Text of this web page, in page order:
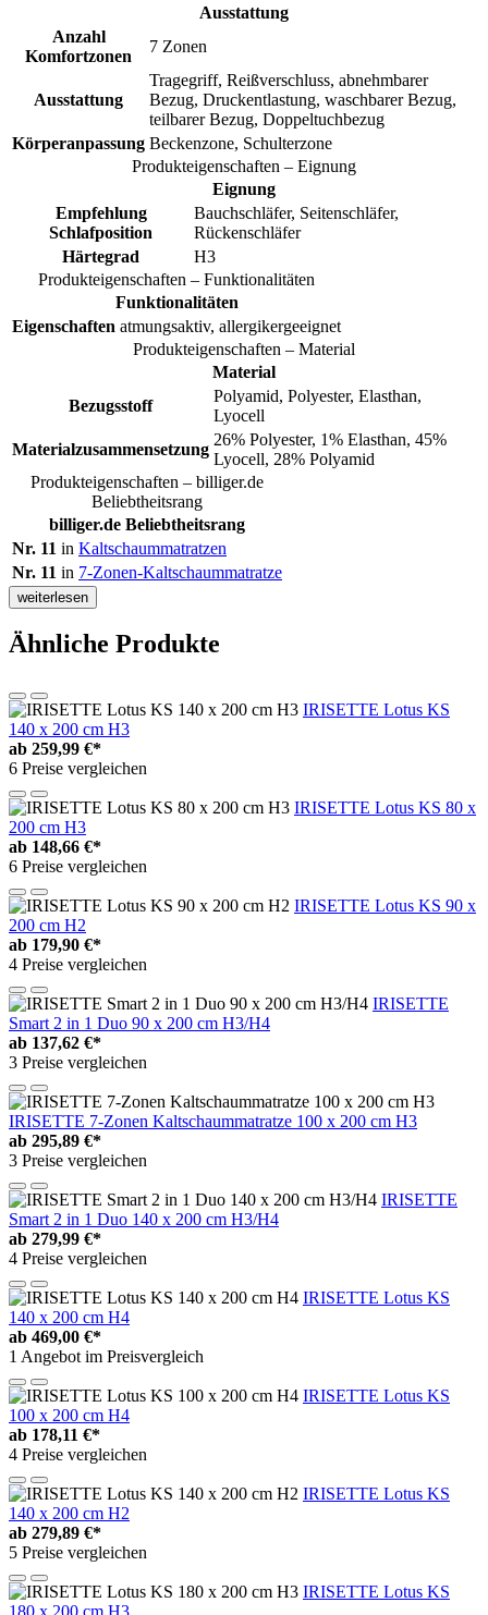
Ausstattung
Anzahl
Komfortzonen
7 Zonen
Ausstattung
Tragegriff, Reißverschluss, abnehmbarer
Bezug, Druckentlastung, waschbarer Bezug,
teilbarer Bezug, Doppeltuchbezug
Körperanpassung Beckenzone, Schulterzone
Produkteigenschaften – Eignung
Eignung
Empfehlung
Schlafposition
Bauchschläfer, Seitenschläfer,
Rückenschläfer
Härtegrad
H3
Produkteigenschaften – Funktionalitäten
Funktionalitäten
Eigenschaften atmungsaktiv, allergikergeeignet
Produkteigenschaften – Material
Material
Bezugsstoff
Polyamid, Polyester, Elasthan,
Lyocell
Materialzusammensetzung
26% Polyester, 1% Elasthan, 45%
Lyocell, 28% Polyamid
Produkteigenschaften – billiger.de
Beliebtheitsrang
billiger.de Beliebtheitsrang
Nr. 11 in Kaltschaummatratzen
Nr. 11 in 7-Zonen-Kaltschaummatratze
weiterlesen
Ähnliche Produkte
IRISETTE Lotus KS
140 x 200 cm H3
ab 259,99 €*
6 Preise vergleichen
IRISETTE Lotus KS 80 x
200 cm H3
ab 148,66 €*
6 Preise vergleichen
IRISETTE Lotus KS 90 x
200 cm H2
ab 179,90 €*
4 Preise vergleichen
IRISETTE
Smart 2 in 1 Duo 90 x 200 cm H3/H4
ab 137,62 €*
3 Preise vergleichen
IRISETTE 7-Zonen Kaltschaummatratze 100 x 200 cm H3
ab 295,89 €*
3 Preise vergleichen
IRISETTE
Smart 2 in 1 Duo 140 x 200 cm H3/H4
ab 279,99 €*
4 Preise vergleichen
IRISETTE Lotus KS
140 x 200 cm H4
ab 469,00 €*
1 Angebot im Preisvergleich
IRISETTE Lotus KS
100 x 200 cm H4
ab 178,11 €*
4 Preise vergleichen
IRISETTE Lotus KS
140 x 200 cm H2
ab 279,89 €*
5 Preise vergleichen
IRISETTE Lotus KS